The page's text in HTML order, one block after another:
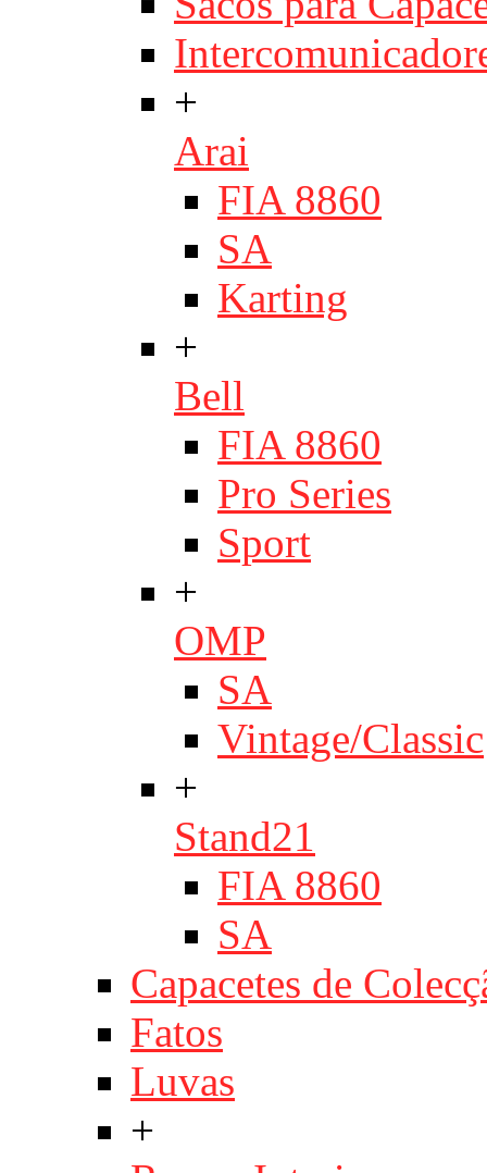
+
Arai
FIA 8860
SA
Karting
+
Bell
FIA 8860
Pro Series
Sport
+
OMP
SA
Vintage/Classic
+
Stand21
FIA 8860
SA
Capacetes de
Fatos
Luvas
+